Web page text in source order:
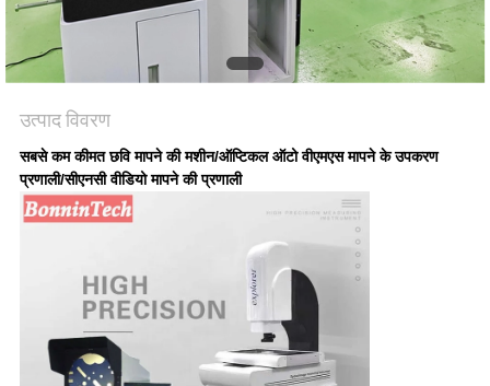
PRIVACY
POLICY
उत्पाद विवरण
सबसे कम कीमत छवि मापने की मशीन/ऑप्टिकल ऑटो वीएमएस मापने के उपकरण
प्रणाली/सीएनसी वीडियो मापने की प्रणाली